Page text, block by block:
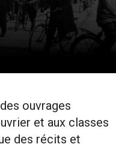
ouvrages
et aux classes
des récits et